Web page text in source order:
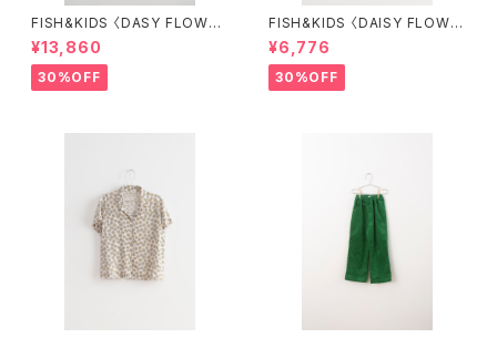
FISH&KIDS 〈DASY FLOWER
S DRESS〉
¥13,860
30%OFF
FISH&KIDS 〈DAISY FLOWE
R SHORT〉
¥6,776
30%OFF